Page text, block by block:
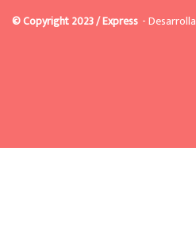
© Copyright 2023 / Express -